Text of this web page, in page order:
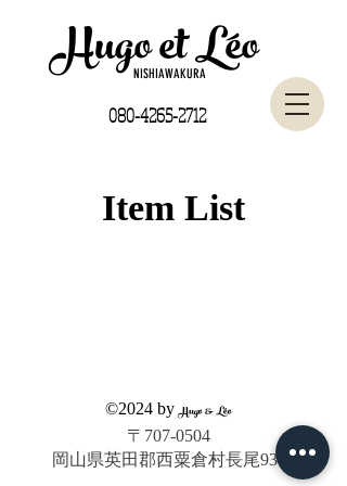
Hugo et Léo
NISHIAWAKURA
080-4265-2712
Item List
©2024 by Hugo & Léo
〒707-0504
岡山県英田郡西粟倉村長尾931